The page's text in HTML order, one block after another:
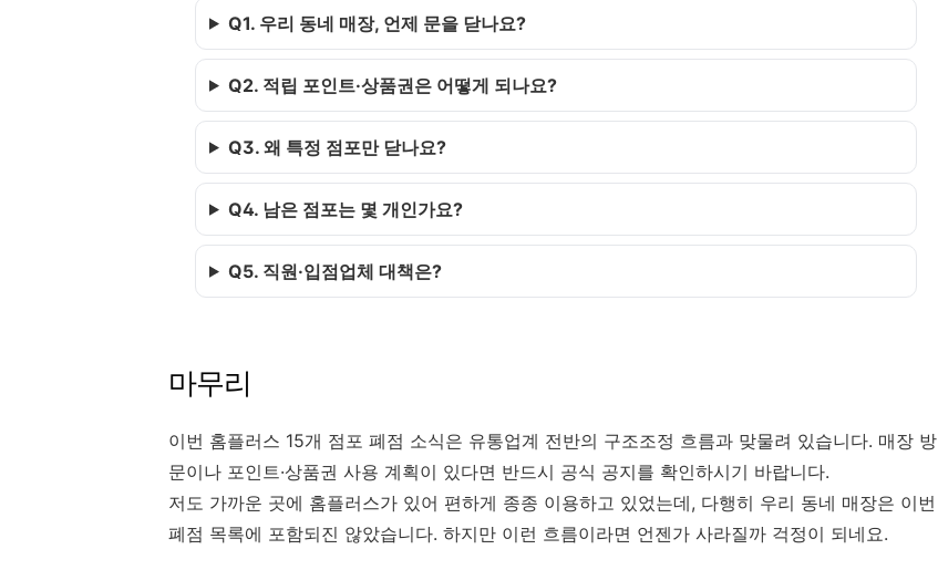
Q1. 우리 동네 매장, 언제 문을 닫나요?
Q2. 적립 포인트·상품권은 어떻게 되나요?
Q3. 왜 특정 점포만 닫나요?
Q4. 남은 점포는 몇 개인가요?
Q5. 직원·입점업체 대책은?
마무리
이번 홈플러스 15개 점포 폐점 소식은 유통업계 전반의 구조조정 흐름과 맞물려 있습니다. 매장 방
문이나 포인트·상품권 사용 계획이 있다면 반드시 공식 공지를 확인하시기 바랍니다.
저도 가까운 곳에 홈플러스가 있어 편하게 종종 이용하고 있었는데, 다행히 우리 동네 매장은 이번
폐점 목록에 포함되진 않았습니다. 하지만 이런 흐름이라면 언젠가 사라질까 걱정이 되네요.